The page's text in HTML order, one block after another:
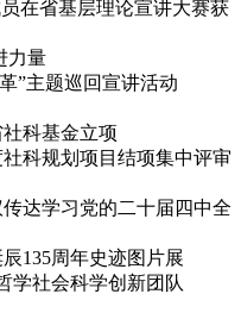
在省基层理论宣讲大赛获
力量
”主题巡回宣讲活动
科基金立项
科规划项目结项集中评审
达学习党的二十届四中全
135周年史迹图片展
学社会科学创新团队